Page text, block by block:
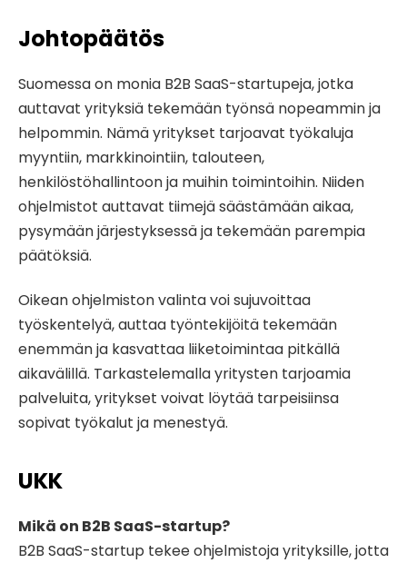
Johtopäätös
Suomessa on monia B2B SaaS-startupeja, jotka
auttavat yrityksiä tekemään työnsä nopeammin ja
helpommin. Nämä yritykset tarjoavat työkaluja
myyntiin, markkinointiin, talouteen,
henkilöstöhallintoon ja muihin toimintoihin. Niiden
ohjelmistot auttavat tiimejä säästämään aikaa,
pysymään järjestyksessä ja tekemään parempia
päätöksiä.
Oikean ohjelmiston valinta voi sujuvoittaa
työskentelyä, auttaa työntekijöitä tekemään
enemmän ja kasvattaa liiketoimintaa pitkällä
aikavälillä. Tarkastelemalla yritysten tarjoamia
palveluita, yritykset voivat löytää tarpeisiinsa
sopivat työkalut ja menestyä.
UKK
Mikä on B2B SaaS-startup?
B2B SaaS-startup tekee ohjelmistoja yrityksille, jotta